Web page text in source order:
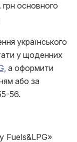
основного
українського
у щоденних
а оформити
або за
56.